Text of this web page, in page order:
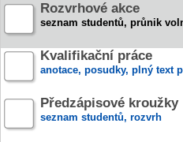
Rozvrhové akce
seznam studentů, průnik
Kvalifikační práce
anotace, posudky, plný text
Předzápisové kroužky
seznam studentů, rozvrh